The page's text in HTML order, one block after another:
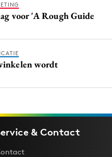
voor 'A Rough Guide
wordt
& Contact